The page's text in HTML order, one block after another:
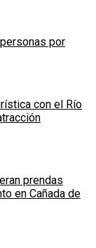
por
con el Río
prendas
en Cañada de